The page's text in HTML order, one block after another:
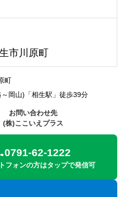
市川原町
町
岡山)「相生駅」徒歩39分
お問い合わせ先
(株)ここいえプラス
0791-62-1222
フォンの方はタップで発信可